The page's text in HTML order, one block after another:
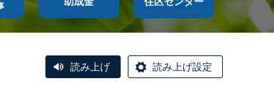
読み上げ 読み上げ設定